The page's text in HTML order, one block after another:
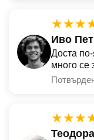
Иво
Доста
много се